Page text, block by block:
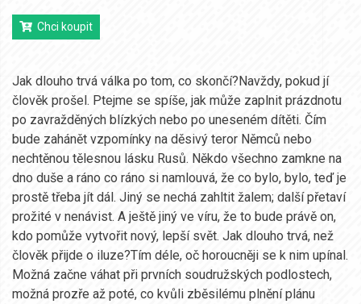
Chci koupit
Jak dlouho trvá válka po tom, co skončí?Navždy, pokud jí
člověk prošel. Ptejme se spíše, jak může zaplnit prázdnotu
po zavražděných blízkých nebo po uneseném dítěti. Čím
bude zahánět vzpomínky na děsivý teror Němců nebo
nechtěnou tělesnou lásku Rusů. Někdo všechno zamkne na
dno duše a ráno co ráno si namlouvá, že co bylo, bylo, teď je
prostě třeba jít dál. Jiný se nechá zahltit žalem; další přetaví
prožité v nenávist. A ještě jiný ve víru, že to bude právě on,
kdo pomůže vytvořit nový, lepší svět. Jak dlouho trvá, než
člověk přijde o iluze?Tím déle, oč horoucněji se k nim upínal.
Možná začne váhat při prvních soudružských podlostech,
možná prozře až poté, co kvůli zběsilému plnění plánu